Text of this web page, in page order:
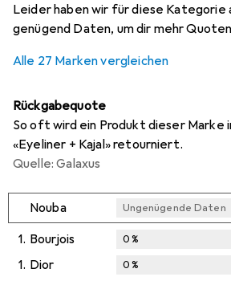
Leider haben wir für diese Kategorie
genügend Daten, um dir mehr
Alle 27 Marken vergleichen
Rückgabequote
So oft wird ein Produkt dieser Marke
«Eyeliner + Kajal» retourniert.
Quelle: Galaxus
Nouba Ungenügende Daten
1. Bourjois 0%
1. Dior 0%